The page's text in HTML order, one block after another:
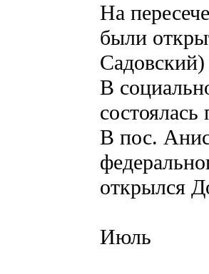
На
были
В
В пос.
открылся
Июль